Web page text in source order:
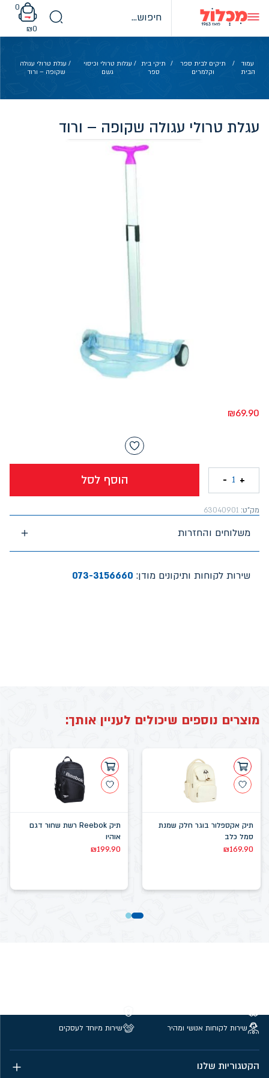
content
0
₪0
עמוד
הבית
/
תיקים לבית ספר
וקלמרים
/
תיקי בית
ספר
/ עגלות טרולי וכיסוי
גשם
/ עגלת טרולי עגולה
שקופה – ורוד
עגלת טרולי עגולה שקופה – ורוד
₪69.90
הוסף לסל +
1
-
מק"ט: 63040901
משלוחים והחזרות
שירות לקוחות ותיקונים מודן: 073-3156660
מוצרים נוספים שיכולים לעניין אותך:
תיק אקספלור בוגר חלק שמנת
סמל כלב
₪169.90
תיק Reebok רשת שחור דגם
אוהיו
₪199.90
שירות לקוחות אנושי ומהיר
שירות מיוחד לעסקים
הקטגוריות שלנו